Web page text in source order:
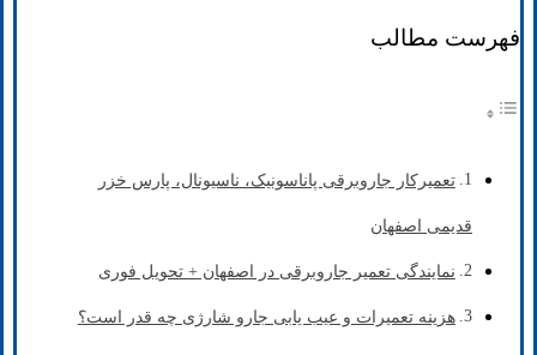
فهرست مطالب
تعمیرکار جاروبرقی پاناسونیک، ناسیونال، پارس خزر
قدیمی اصفهان
نمایندگی تعمیر جاروبرقی در اصفهان + تحویل فوری
هزینه تعمیرات و عیب یابی جارو شارژی چه قدر است؟